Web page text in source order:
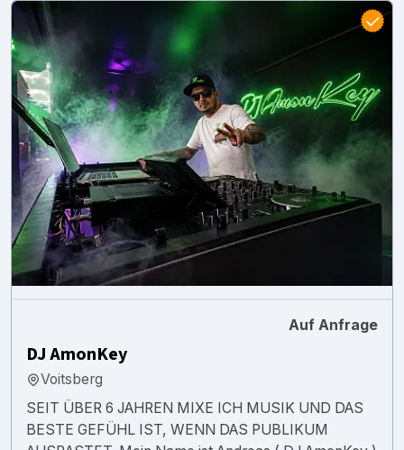
Auf Anfrage
DJ AmonKey
Voitsberg
SEIT ÜBER 6 JAHREN MIXE ICH MUSIK UND DAS
BESTE GEFÜHL IST, WENN DAS PUBLIKUM